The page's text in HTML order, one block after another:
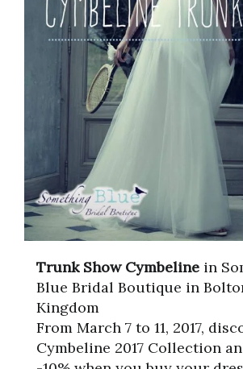
Trunk Show Cymbeline in
Blue Bridal Boutique in
Kingdom
From March 7 to 11, 2017,
Cymbeline 2017 Collection